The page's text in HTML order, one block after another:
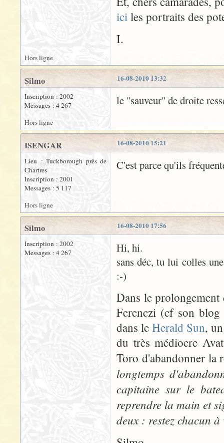
ici les portraits des
I.
Hors ligne
16-08-2010 13:32
Silmo
Inscription : 2002
Messages : 4 267
le "sauveur" de droite
Hors ligne
16-08-2010 15:21
ISENGAR
Lieu : Tuckborough près de
Chartres
Inscription : 2001
Messages : 5 117
C'est parce qu'ils
Hors ligne
16-08-2010 17:56
Silmo
Inscription : 2002
Messages : 4 267
Hi, hi.
sans déc, tu lui colles
:-)
Dans le prolongement
Ferenczi (cf son
dans leHerald Sun,
du très médiocre
Toro d'abandonner
longtemps
capitaine sur le
reprendre la main et
deux : restez chacun